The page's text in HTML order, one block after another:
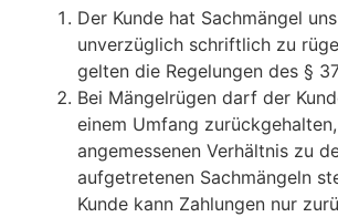
Der Kunde hat Sachmängel
unverzüglich schriftlich zu
gelten die Regelungen des §
Bei Mängelrügen darf der
einem Umfang
angemessenen Verhältnis zu
aufgetretenen Sachmängeln
Kunde kann Zahlungen nur